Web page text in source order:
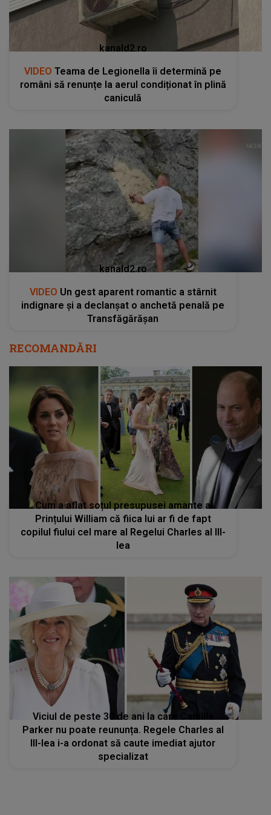
kanald2.ro
VIDEO Teama de Legionella îi determină pe
români să renunțe la aerul condiționat în plină
caniculă
kanald2.ro
VIDEO Un gest aparent romantic a stârnit
indignare și a declanșat o anchetă penală pe
Transfăgărășan
RECOMANDĂRI
Cum a aflat soțul presupusei amante a
Prințului William că fiica lui ar fi de fapt
copilul fiului cel mare al Regelui Charles al III-
lea
Viciul de peste 30 de ani la care Camilla
Parker nu poate reununța. Regele Charles al
III-lea i-a ordonat să caute imediat ajutor
specializat